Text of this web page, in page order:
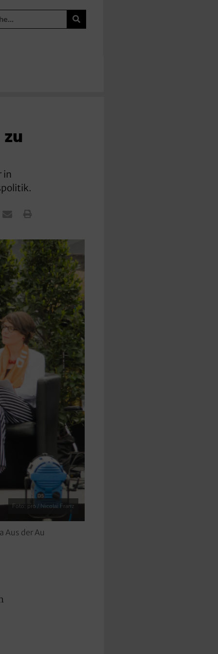
in
Foto: pro / Nicolai Franz
Aus der Au